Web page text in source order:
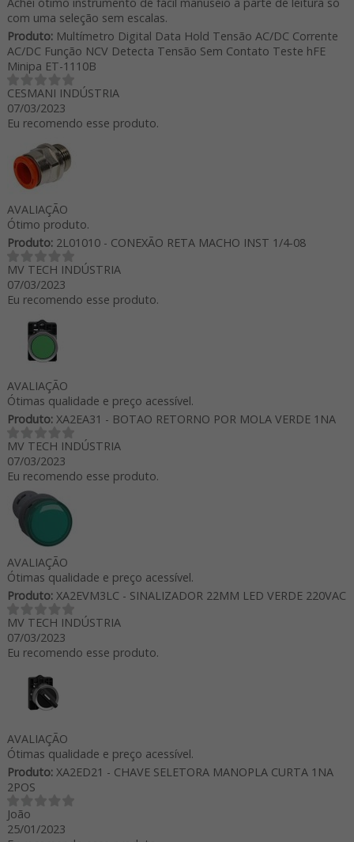
com uma seleção sem escalas.
Produto:Multímetro Digital Data Hold Tensão AC/DC Corrente
AC/DC Função NCV Detecta Tensão Sem Contato Teste hFE
Minipa ET-1110B
CESMANI INDÚSTRIA
07/03/2023
Eu recomendo esse produto.
AVALIAÇÃO
Ótimo produto.
Produto:2L01010 - CONEXÃO RETA MACHO INST 1/4-08
MV TECH INDÚSTRIA
07/03/2023
Eu recomendo esse produto.
AVALIAÇÃO
Ótimas qualidade e preço acessível.
Produto:XA2EA31 - BOTAO RETORNO POR MOLA VERDE 1NA
MV TECH INDÚSTRIA
07/03/2023
Eu recomendo esse produto.
AVALIAÇÃO
Ótimas qualidade e preço acessível.
Produto:XA2EVM3LC - SINALIZADOR 22MM LED VERDE 220VAC
MV TECH INDÚSTRIA
07/03/2023
Eu recomendo esse produto.
AVALIAÇÃO
Ótimas qualidade e preço acessível.
Produto:XA2ED21 - CHAVE SELETORA MANOPLA CURTA 1NA
2POS
João
25/01/2023